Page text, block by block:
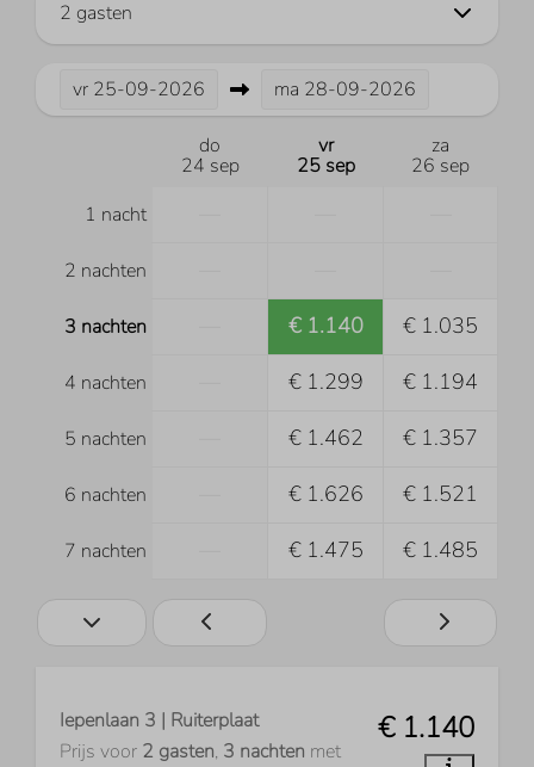
2 gasten
vr 25-09-2026 ma 28-09-2026
do
24 sep
vr
25 sep
za
26 sep
1 nacht
2 nachten
3 nachten € 1.140 € 1.035
4 nachten € 1.299 € 1.194
5 nachten € 1.462 € 1.357
6 nachten € 1.626 € 1.521
7 nachten € 1.475 € 1.485
€ 1.140
Iepenlaan 3 | Ruiterplaat
Prijs voor 2 gasten, 3 nachten met